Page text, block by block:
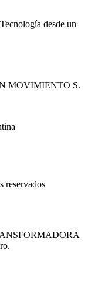
desde un
MOVIMIENTO S.
reservados